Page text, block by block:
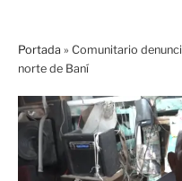
Portada » Comunitario
norte de Baní